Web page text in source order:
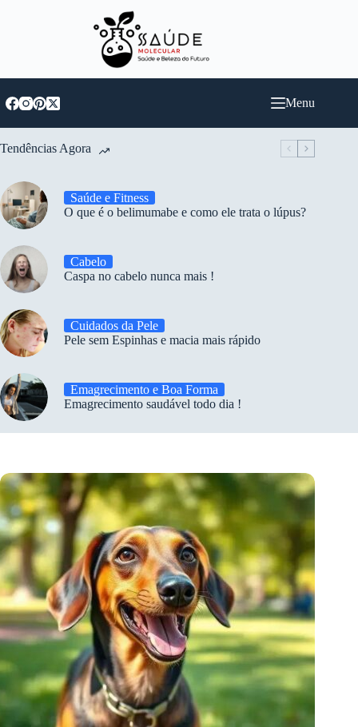
Menu
Tendências Agora
Saúde e Fitness
O que é o belimumabe e como ele trata o lúpus?
Cabelo
Caspa no cabelo nunca mais !
Cuidados da Pele
Pele sem Espinhas e macia mais rápido
Emagrecimento e Boa Forma
Emagrecimento saudável todo dia !